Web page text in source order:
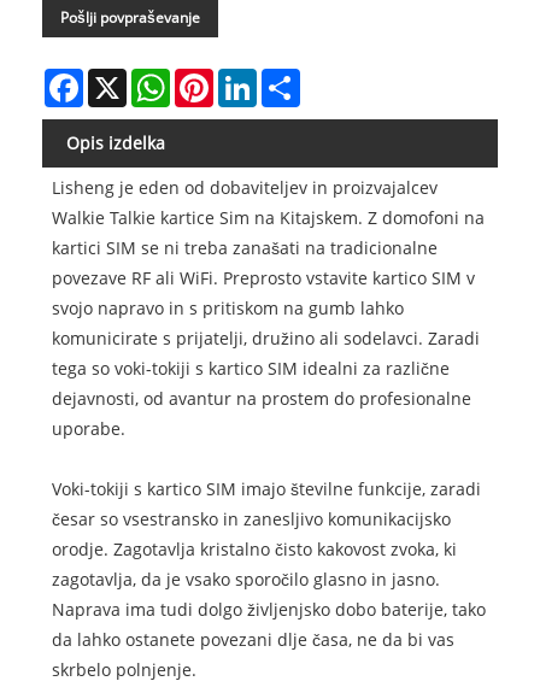
Pošlji povpraševanje
Facebook
X WhatsAppPinterestLinkedIn
Opis izdelka
Lisheng je eden od dobaviteljev in proizvajalcev
Walkie Talkie kartice Sim na Kitajskem. Z domofoni na
kartici SIM se ni treba zanašati na tradicionalne
povezave RF ali WiFi. Preprosto vstavite kartico SIM v
svojo napravo in s pritiskom na gumb lahko
komunicirate s prijatelji, družino ali sodelavci. Zaradi
tega so voki-tokiji s kartico SIM idealni za različne
dejavnosti, od avantur na prostem do profesionalne
uporabe.
Voki-tokiji s kartico SIM imajo številne funkcije, zaradi
česar so vsestransko in zanesljivo komunikacijsko
orodje. Zagotavlja kristalno čisto kakovost zvoka, ki
zagotavlja, da je vsako sporočilo glasno in jasno.
Naprava ima tudi dolgo življenjsko dobo baterije, tako
da lahko ostanete povezani dlje časa, ne da bi vas
skrbelo polnjenje.